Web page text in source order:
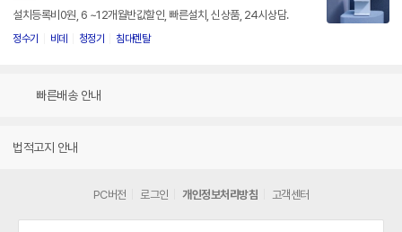
설치등록비0원, 6 ~12개월반값할인, 빠른설치, 신상품, 24시상담.
정수기 비데 청정기 침대렌탈
빠른배송 안내
법적고지 안내
PC버전 로그인 개인정보처리방침 고객센터